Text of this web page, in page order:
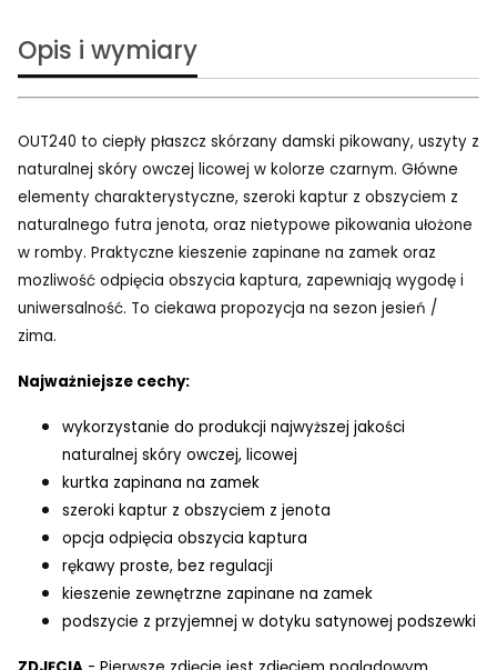
Opis i wymiary
OUT240 to ciepły płaszcz skórzany damski pikowany, uszyty z
naturalnej skóry owczej licowej w kolorze czarnym. Główne
elementy charakterystyczne, szeroki kaptur z obszyciem z
naturalnego futra jenota, oraz nietypowe pikowania ułożone
w romby. Praktyczne kieszenie zapinane na zamek oraz
mozliwość odpięcia obszycia kaptura, zapewniają wygodę i
uniwersalność. To ciekawa propozycja na sezon jesień /
zima.
Najważniejsze cechy:
wykorzystanie do produkcji najwyższej jakości
naturalnej skóry owczej, licowej
kurtka zapinana na zamek
szeroki kaptur z obszyciem z jenota
opcja odpięcia obszycia kaptura
rękawy proste, bez regulacji
kieszenie zewnętrzne zapinane na zamek
podszycie z przyjemnej w dotyku satynowej podszewki